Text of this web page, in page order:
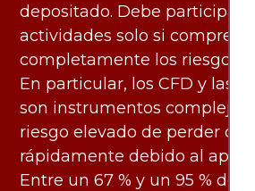
depositado. Debe participar
actividades solo si comprende
completamente los riesgos
En particular, los CFD y las
son instrumentos complejos
riesgo elevado de perder
rápidamente debido al
Entre un 67 % y un 95 % de